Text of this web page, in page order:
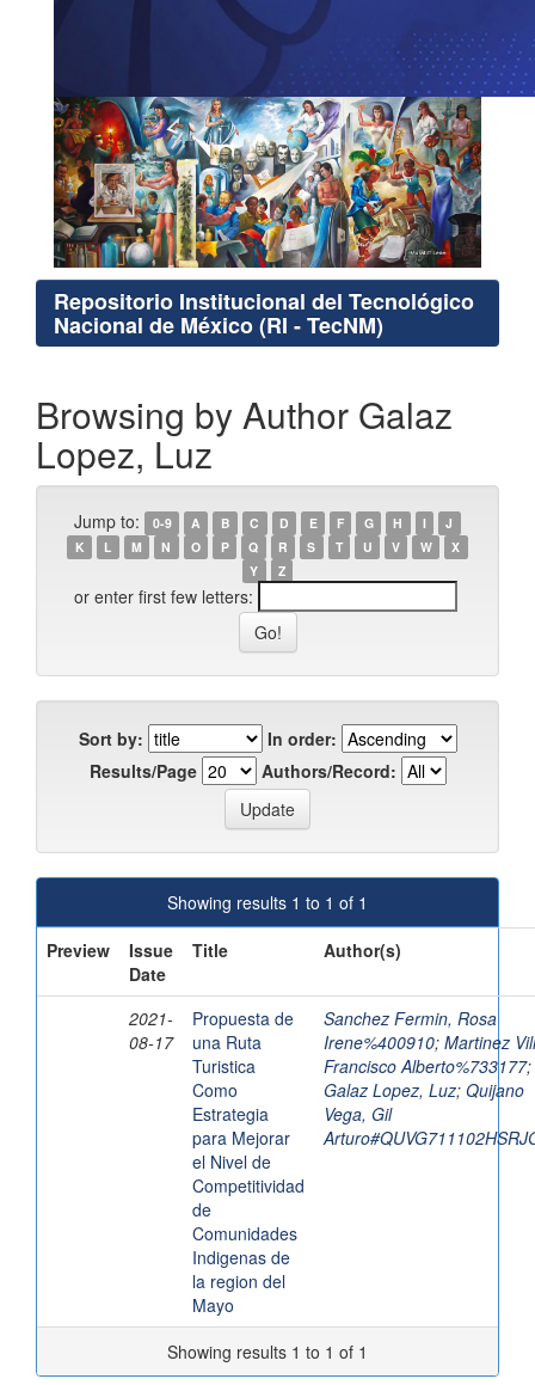
Repositorio Institucional del Tecnológico
Nacional de México (RI - TecNM)
Browsing by Author Galaz
Lopez, Luz
Jump to: 0-9 A B C D E F G H I
J
K
L M N O P Q R S T U V W
X
Y
Z
or enter first few letters:
Sort by:
In order:
Results/Page
Authors/Record:
Showing results 1 to 1 of 1
Preview
Issue
Date
Title Author(s)
2021-
08-17
Propuesta de
una Ruta
Turistica
Como
Estrategia
para Mejorar
el Nivel de
Competitividad
de
Comunidades
Indigenas de
la region del
Mayo
Sanchez Fermin, Rosa
Irene%400910; Martinez
Francisco Alberto%733177;
Galaz Lopez, Luz; Quijano
Vega, Gil
Showing results 1 to 1 of 1